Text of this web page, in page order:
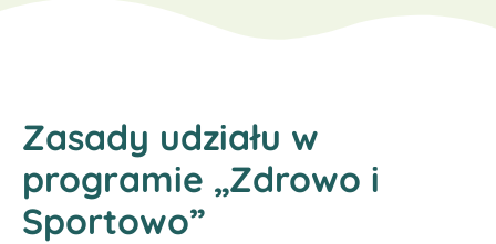
Zasady udziału w
programie „Zdrowo i
Sportowo”